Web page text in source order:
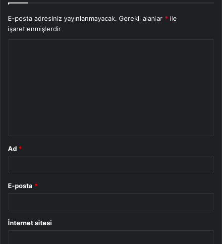
E-posta adresiniz yayınlanmayacak. Gerekli alanlar * ile
işaretlenmişlerdir
Ad *
E-posta *
İnternet sitesi